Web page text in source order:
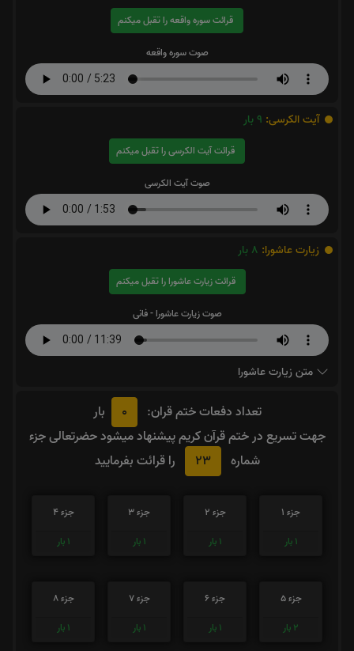
قرائت سوره واقعه را تقبل میکنم
صوت سوره واقعه
آیت الکرسی: 9بار
قرائت آیت الکرسی را تقبل میکنم
صوت آیت الکرسی
زیارت عاشورا: 8 بار
قرائت زیارت عاشورا را تقبل میکنم
صوت زیارت عاشورا - فانی
متن زیارت عاشورا
تعداد دفعات ختم قران: 0
بار
جهت تسریع در ختم قرآن کریم پیشنهاد میشود حضرتعالی جزء
شماره
23 را قرائت بفرمایید
جزء 1
1 بار
جزء 2
1 بار
جزء 3
1 بار
جزء 4
1 بار
جزء 5
2 بار
جزء 6
1 بار
جزء 7
1 بار
جزء 8
1 بار